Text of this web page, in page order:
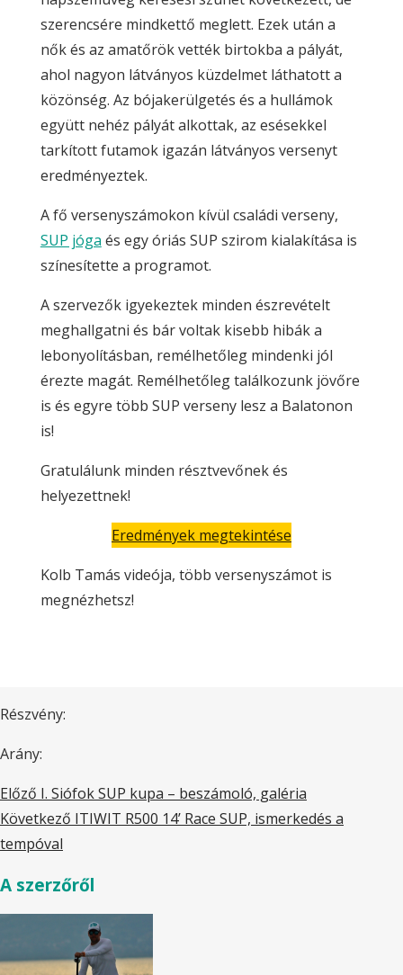
szerencsére mindkettő meglett. Ezek után a
nők és az amatőrök vették birtokba a pályát,
ahol nagyon látványos küzdelmet láthatott a
közönség. Az bójakerülgetés és a hullámok
együtt nehéz pályát alkottak, az esésekkel
tarkított futamok igazán látványos versenyt
eredményeztek.
A fő versenyszámokon kívül családi verseny,
SUP jóga és egy óriás SUP szirom kialakítása is
színesítette a programot.
A szervezők igyekeztek minden észrevételt
meghallgatni és bár voltak kisebb hibák a
lebonyolításban, remélhetőleg mindenki jól
érezte magát. Remélhetőleg találkozunk jövőre
is és egyre több SUP verseny lesz a Balatonon
is!
Gratulálunk minden résztvevőnek és
helyezettnek!
Eredmények megtekintése
Kolb Tamás videója, több versenyszámot is
megnézhetsz!
Részvény:
Arány:
Előző I. Siófok SUP kupa – beszámoló, galéria
Következő ITIWIT R500 14’ Race SUP, ismerkedés a
tempóval
A szerzőről